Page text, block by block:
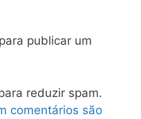
para publicar um
reduzir spam.
comentários são